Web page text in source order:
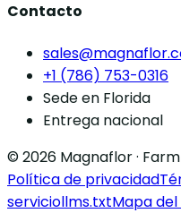
Contacto
+1 (786) 753-0316
Sede en Florida
Entrega nacional
© 2026 Magnaflor ·
Política de privacidad
serviciollms.txtMapa del